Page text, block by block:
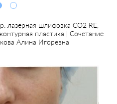
лазерная шлифовка CO2 RE,
пластика | Сочетание
Алина Игоревна